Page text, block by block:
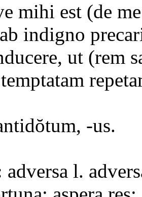
mihi est (de
indigno
ut (rem
-us.
adversa l.